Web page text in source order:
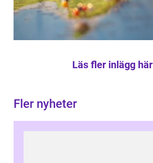
Läs fler inlägg här
Fler nyheter